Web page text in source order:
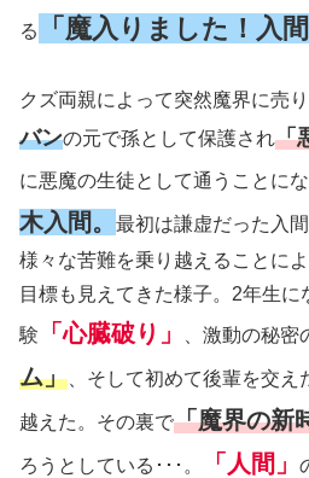
る 「魔入りました！入
クズ両親によって突然魔界に売り
バンの元で孫として保護され「
に悪魔の生徒として通うことに
木入間。
最初は謙虚だった入
様々な苦難を乗り越えることに
目標も見えてきた様子。2年生
験
「心臓破り」 、激動の秘密
ム」 、そして初めて後輩を交え
越えた。その裏で「魔界の新
ろうとしている･･･。 「人間」